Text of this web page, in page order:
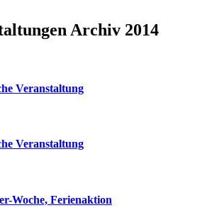
Archiv 2014
Veranstaltung
Veranstaltung
Woche, Ferienaktion